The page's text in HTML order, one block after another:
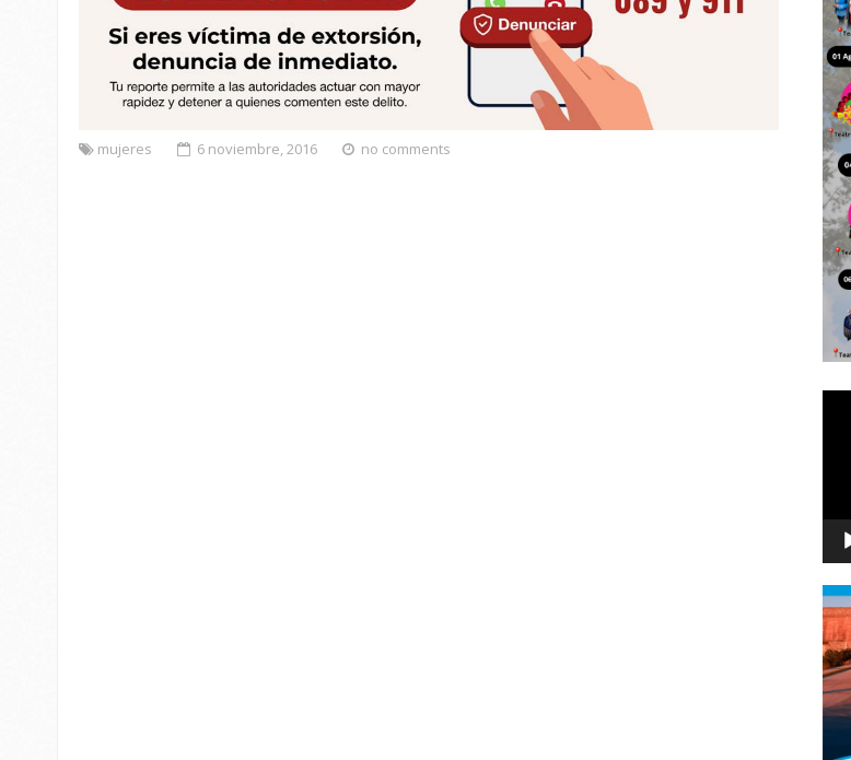
mujeres 6 noviembre, 2016 no comments